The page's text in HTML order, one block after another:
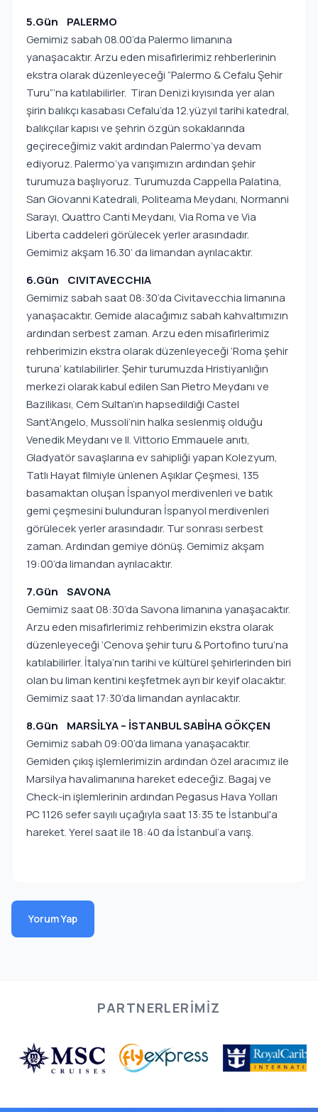
5.Gün PALERMO
Gemimiz sabah 08.00’da Palermo limanına
yanaşacaktır. Arzu eden misafirlerimiz rehberlerinin
ekstra olarak düzenleyeceği “Palermo & Cefalu Şehir
Turu”’na katılabilirler. Tiran Denizi kıyısında yer alan
şirin balıkçı kasabası Cefalu’da 12.yüzyıl tarihi katedral,
balıkçılar kapısı ve şehrin özgün sokaklarında
geçireceğimiz vakit ardından Palermo’ya devam
ediyoruz. Palermo’ya varışımızın ardından şehir
turumuza başlıyoruz. Turumuzda Cappella Palatina,
San Giovanni Katedrali, Politeama Meydanı, Normanni
Sarayı, Quattro Canti Meydanı, Via Roma ve Via
Liberta caddeleri görülecek yerler arasındadır.
Gemimiz akşam 16.30’ da limandan ayrılacaktır.
6.Gün CIVITAVECCHIA
Gemimiz sabah saat 08:30’da Civitavecchia limanına
yanaşacaktır. Gemide alacağımız sabah kahvaltımızın
ardından serbest zaman. Arzu eden misafirlerimiz
rehberimizin ekstra olarak düzenleyeceği ‘Roma şehir
turuna’ katılabilirler. Şehir turumuzda Hristiyanlığın
merkezi olarak kabul edilen San Pietro Meydanı ve
Bazilikası, Cem Sultan’ın hapsedildiği Castel
Sant’Angelo, Mussoli’nin halka seslenmiş olduğu
Venedik Meydanı ve II. Vittorio Emmauele anıtı,
Gladyatör savaşlarına ev sahipliği yapan Kolezyum,
Tatlı Hayat filmiyle ünlenen Aşıklar Çeşmesi, 135
basamaktan oluşan İspanyol merdivenleri ve batık
gemi çeşmesini bulunduran İspanyol merdivenleri
görülecek yerler arasındadır. Tur sonrası serbest
zaman. Ardından gemiye dönüş. Gemimiz akşam
19:00’da limandan ayrılacaktır.
7.Gün SAVONA
Gemimiz saat 08:30’da Savona limanına yanaşacaktır.
Arzu eden misafirlerimiz rehberimizin ekstra olarak
düzenleyeceği ‘Cenova şehir turu & Portofino turu’na
katılabilirler. İtalya’nın tarihi ve kültürel şehirlerinden biri
olan bu liman kentini keşfetmek ayrı bir keyif olacaktır.
Gemimiz saat 17:30’da limandan ayrılacaktır.
8.Gün MARSİLYA – İSTANBUL SABİHA GÖKÇEN
Gemimiz sabah 09:00’da limana yanaşacaktır.
Gemiden çıkış işlemlerimizin ardından özel aracımız ile
Marsilya havalimanına hareket edeceğiz. Bagaj ve
Check-in işlemlerinin ardından Pegasus Hava Yolları
PC 1126 sefer sayılı uçağıyla saat 13:35 te İstanbul'a
hareket. Yerel saat ile 18:40 da İstanbul’a varış.
Yorum Yap
PARTNERLERIMIZ